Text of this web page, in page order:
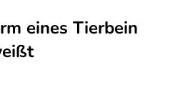
eines Tierbein